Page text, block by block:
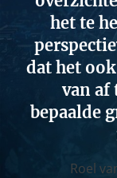
het te
dat het
van af
bepaalde
Roel